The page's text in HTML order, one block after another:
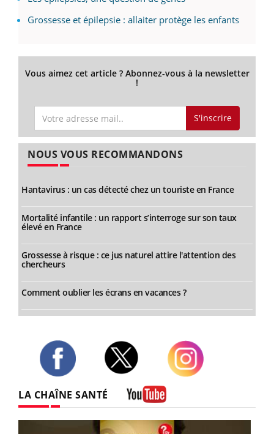
Grossesse et épilepsie : allaiter protège les enfants
Vous aimez cet article ? Abonnez-vous à la newsletter
!
S'inscrire
NOUS VOUS RECOMMANDONS
Hantavirus : un cas détecté chez un touriste en France
Mortalité infantile : un rapport s’interroge sur son taux
élevé en France
Grossesse à risque : ce jus naturel attire l'attention des
chercheurs
Comment oublier les écrans en vacances ?
LA CHAÎNE SANTÉ